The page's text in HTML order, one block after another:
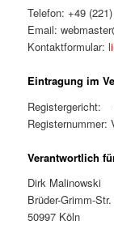
Telefon: +49
Email:
Kontaktformular:
Eintragung im
Registergericht:
Registernummer:
Verantwortlich
Dirk Malinowski
Brüder-Grimm-
50997 Köln